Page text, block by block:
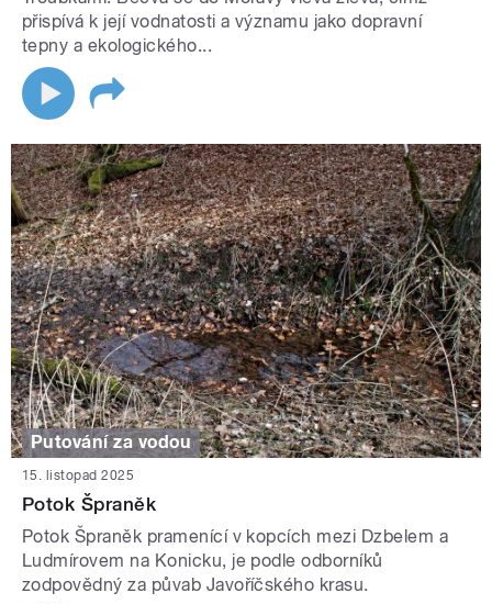
přispívá k její vodnatosti a významu jako dopravní
tepny a ekologického...
Putování za vodou
15. listopad 2025
Potok Špraněk
Potok Špraněk pramenící v kopcích mezi Dzbelem a
Ludmírovem na Konicku, je podle odborníků
zodpovědný za půvab Javoříčského krasu.